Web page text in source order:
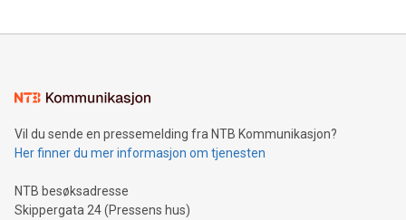
Vil du sende en pressemelding fra NTB Kommunikasjon?
Her finner du mer informasjon om tjenesten
NTB besøksadresse
Skippergata 24 (Pressens hus)